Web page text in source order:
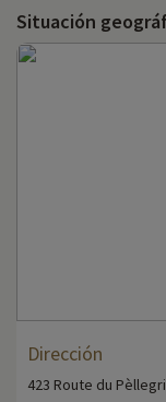
Situación
Dirección
423 Route du